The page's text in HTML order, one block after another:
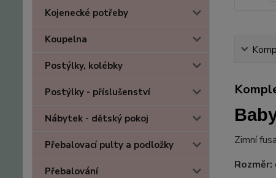
Kojenecké potřeby
Koupelna
Postýlky, kolébky
Postýlky - příslušenství
Nábytek - dětský pokoj
Přebalovací pulty a podložky
Přebalování
Zimní
Rozměr: